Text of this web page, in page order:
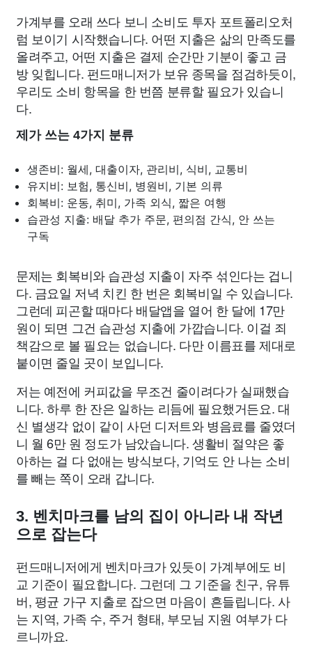
가계부를 오래 쓰다 보니 소비도 투자 포트폴리오처
럼 보이기 시작했습니다. 어떤 지출은 삶의 만족도를
올려주고, 어떤 지출은 결제 순간만 기분이 좋고 금
방 잊힙니다. 펀드매니저가 보유 종목을 점검하듯이,
우리도 소비 항목을 한 번쯤 분류할 필요가 있습니
다.
제가 쓰는 4가지 분류
생존비: 월세, 대출이자, 관리비, 식비, 교통비
유지비: 보험, 통신비, 병원비, 기본 의류
회복비: 운동, 취미, 가족 외식, 짧은 여행
습관성 지출: 배달 추가 주문, 편의점 간식, 안 쓰는
구독
문제는 회복비와 습관성 지출이 자주 섞인다는 겁니
다. 금요일 저녁 치킨 한 번은 회복비일 수 있습니다.
그런데 피곤할 때마다 배달앱을 열어 한 달에 17만
원이 되면 그건 습관성 지출에 가깝습니다. 이걸 죄
책감으로 볼 필요는 없습니다. 다만 이름표를 제대로
붙이면 줄일 곳이 보입니다.
저는 예전에 커피값을 무조건 줄이려다가 실패했습
니다. 하루 한 잔은 일하는 리듬에 필요했거든요. 대
신 별생각 없이 같이 사던 디저트와 병음료를 줄였더
니 월 6만 원 정도가 남았습니다. 생활비 절약은 좋
아하는 걸 다 없애는 방식보다, 기억도 안 나는 소비
를 빼는 쪽이 오래 갑니다.
3. 벤치마크를 남의 집이 아니라 내 작년
으로 잡는다
펀드매니저에게 벤치마크가 있듯이 가계부에도 비
교 기준이 필요합니다. 그런데 그 기준을 친구, 유튜
버, 평균 가구 지출로 잡으면 마음이 흔들립니다. 사
는 지역, 가족 수, 주거 형태, 부모님 지원 여부가 다
르니까요.